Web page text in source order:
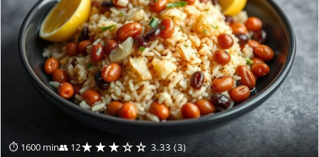
⏱ 1600 min👥 12★★★☆☆ 3.33 (3)